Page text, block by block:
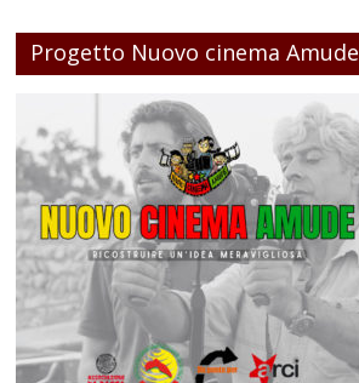
Progetto Nuovo cinema Amude